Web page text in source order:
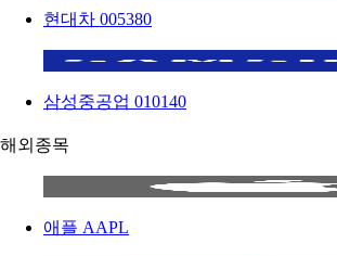
현대차 005380
삼성중공업 010140
해외종목
애플 AAPL